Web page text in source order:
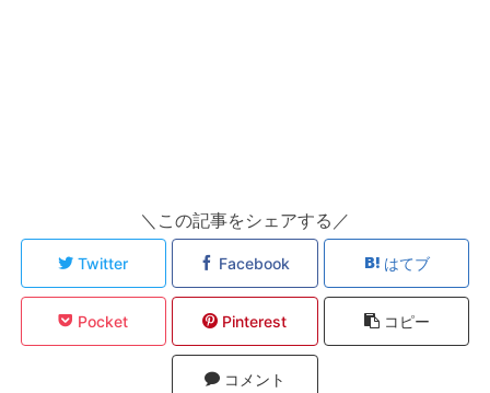
＼この記事をシェアする／
Twitter Facebook はてブ
Pocket Pinterest コピー
コメント